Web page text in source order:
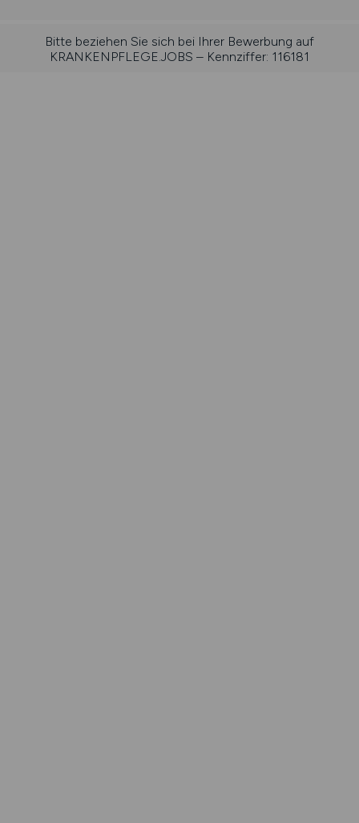
Bitte beziehen Sie sich bei Ihrer Bewerbung auf
KRANKENPFLEGE.JOBS – Kennziffer: 116181